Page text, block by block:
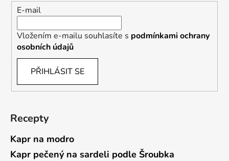
E-mail
Vložením e-mailu souhlasíte s podmínkami ochrany
osobních údajů
PŘIHLÁSIT SE
Recepty
Kapr na modro
Kapr pečený na sardeli podle Šroubka